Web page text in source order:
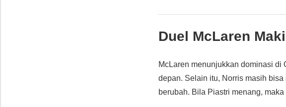
Duel McLaren
McLaren menunjukkan dominasi di
depan. Selain itu, Norris masih
berubah. Bila Piastri menang,